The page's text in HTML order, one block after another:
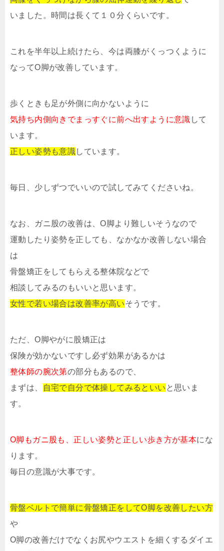
いました。時間は長くて１０分くらいです。
これを半年以上続けたら、今は両膝がくっつくように
なってO脚が改善しています。
歩くときも足が外側に向かないように
気持ち内側向きでまっすぐに前へ出すように意識 して
います。
正しい姿勢も意識しています。
毎日、少しずつでいいので試してみてくださいね。
なお、ガニ股の改善は、O脚より難しいそうなので
運動したり姿勢を正しても、なかなか改善しない場合
は
骨盤矯正をしてもらえる整体院などで
相談してみるのもいいと思います。
女性で若い場合は改善率が高いそうです。
ただ、O脚やがに股矯正は
保険が効かないですし必ず効果があるかは
整体師の腕次第の部分もあるので、
まずは、
自宅で自分で体操してみるといい と思いま
す。
O脚もガニ股も、正しい姿勢と正しい歩き方が基本にな
ります。
毎日の意識が大事です。
骨盤ベルトで簡単に骨盤矯正をしてO脚を改善したい方
や
O脚の改善だけでなくお尻やウエストを細くするダイエ